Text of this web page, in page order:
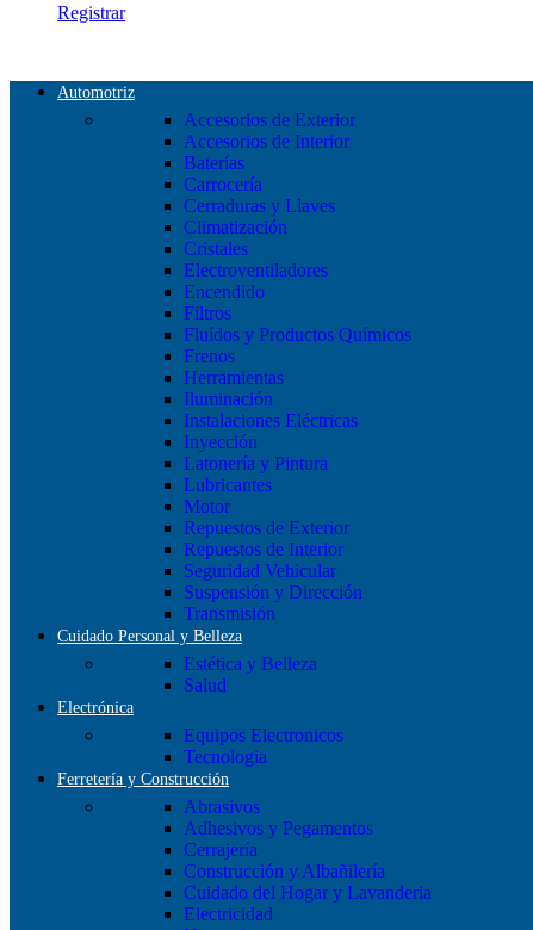
Registrar
Automotriz
Accesorios de Exterior
Accesorios de Interior
Baterías
Carrocería
Cerraduras y Llaves
Climatización
Cristales
Electroventiladores
Encendido
Filtros
Fluídos y Productos Químicos
Frenos
Herramientas
Iluminación
Instalaciones Eléctricas
Inyección
Latonería y Pintura
Lubricantes
Motor
Repuestos de Exterior
Repuestos de Interior
Seguridad Vehicular
Suspensión y Dirección
Transmisión
Cuidado Personal y Belleza
Estética y Belleza
Salud
Electrónica
Equipos Electronicos
Tecnologia
Ferretería y Construcción
Abrasivos
Adhesivos y Pegamentos
Cerrajería
Construcción y Albañilería
Cuidado del Hogar y Lavanderia
Electricidad